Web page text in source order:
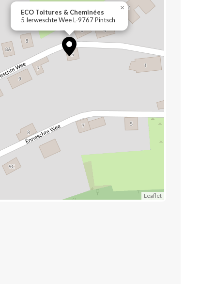
ECO Toitures & Cheminées
5 Ierweschte Wee L-9767 Pintsch
×
Leaflet